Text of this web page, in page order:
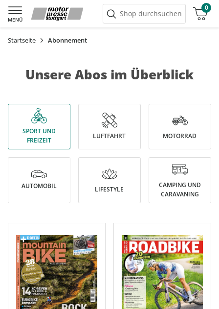
MENÜ
Shop durchsuchen
0
Warenkorb
Startseite Abonnement
Unsere Abos im Überblick
SPORT UND
FREIZEIT
LUFTFAHRT MOTORRAD
AUTOMOBIL LIFESTYLE
CAMPING UND
CARAVANING